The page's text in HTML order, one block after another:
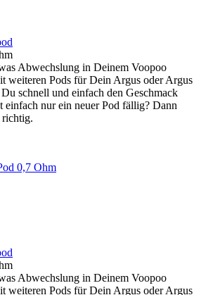
Abwechslung in Deinem Voopoo
weiteren Pods für Dein Argus oder Argus
schnell und einfach den Geschmack
einfach nur ein neuer Pod fällig? Dann
richtig.
Abwechslung in Deinem Voopoo
weiteren Pods für Dein Argus oder Argus